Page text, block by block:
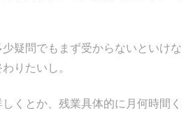
疑問でもまず受からないといけな
りたいし。
くとか、残業具体的に月何時間く